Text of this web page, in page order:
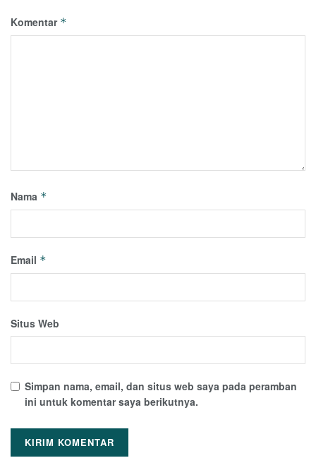
Komentar *
Nama *
Email *
Situs Web
Simpan nama, email, dan situs web saya pada peramban
ini untuk komentar saya berikutnya.